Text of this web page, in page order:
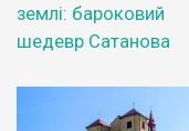
землі: бароковий
шедевр Сатанова